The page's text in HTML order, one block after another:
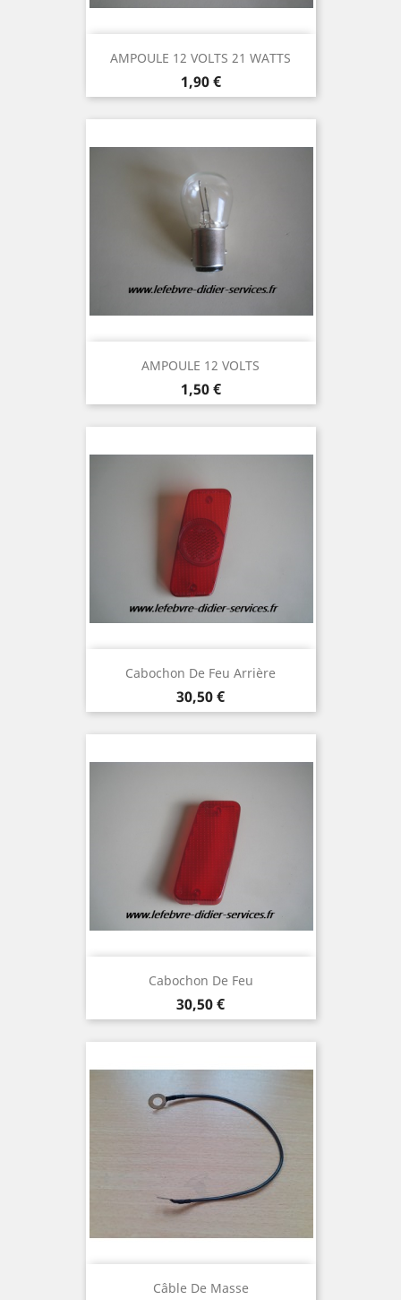
AMPOULE 12 VOLTS 21 WATTS
Prix
1,90 €
AMPOULE 12 VOLTS
Prix
1,50 €
Cabochon De Feu Arrière
Prix
30,50 €
Cabochon De Feu
Prix
30,50 €
Câble De Masse